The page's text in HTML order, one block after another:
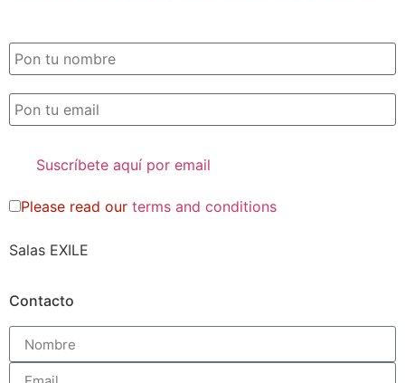
Please read our terms and conditions
Salas EXILE
Contacto